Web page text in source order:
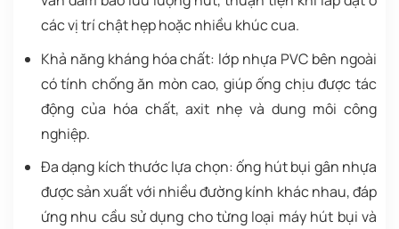
các vị trí chật hẹp hoặc nhiều khúc cua.
Khả năng kháng hóa chất: lớp nhựa PVC bên ngoài
có tính chống ăn mòn cao, giúp ống chịu được tác
động của hóa chất, axit nhẹ và dung môi công
nghiệp.
Đa dạng kích thước lựa chọn: ống hút bụi gân nhựa
được sản xuất với nhiều đường kính khác nhau, đáp
ứng nhu cầu sử dụng cho từng loại máy hút bụi và